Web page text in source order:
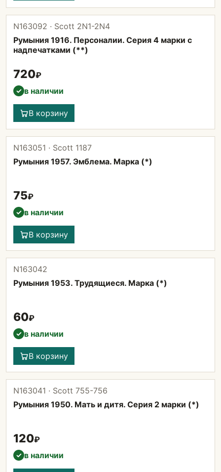
N163092 · Scott 2N1-2N4
Румыния 1916. Персоналии. Серия 4 марки с
надпечатками (**)
720₽
✓ в наличии
В корзину
N163051 · Scott 1187
Румыния 1957. Эмблема. Марка (*)
75₽
✓ в наличии
В корзину
N163042
Румыния 1953. Трудящиеся. Марка (*)
60₽
✓ в наличии
В корзину
N163041 · Scott 755-756
Румыния 1950. Мать и дитя. Серия 2 марки (*)
120₽
✓ в наличии